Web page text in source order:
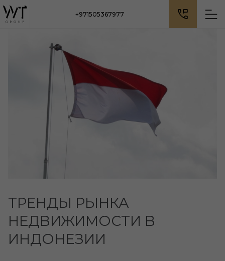
+971505367977
ТРЕНДЫ РЫНКА
НЕДВИЖИМОСТИ В
ИНДОНЕЗИИ